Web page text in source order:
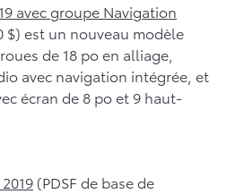
avec groupe Navigation
$) est un nouveau modèle
de 18 po en alliage,
avec navigation intégrée, et
écran de 8 po et 9 haut-
(PDSF de base de